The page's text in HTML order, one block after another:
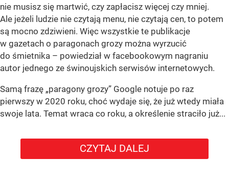
nie musisz się martwić, czy zapłacisz więcej czy mniej.
Ale jeżeli ludzie nie czytają menu, nie czytają cen, to potem
są mocno zdziwieni. Więc wszystkie te publikacje
w gazetach o paragonach grozy można wyrzucić
do śmietnika – powiedział w facebookowym nagraniu
autor jednego ze świnoujskich serwisów internetowych.
Samą frazę „paragony grozy” Google notuje po raz
pierwszy w 2020 roku, choć wydaje się, że już wtedy miała
swoje lata. Temat wraca co roku, a określenie straciło już...
CZYTAJ DALEJ